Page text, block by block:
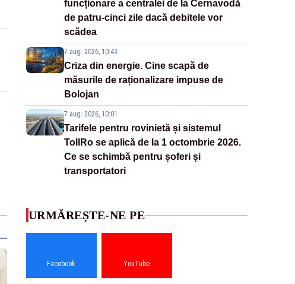
funcționare a centralei de la Cernavodă
de patru-cinci zile dacă debitele vor
scădea
7 aug. 2026, 10:43
Criza din energie. Cine scapă de
măsurile de raționalizare impuse de
Bolojan
7 aug. 2026, 10:01
Tarifele pentru rovinietă și sistemul
TollRo se aplică de la 1 octombrie 2026.
Ce se schimbă pentru șoferi și
transportatori
URMĂREȘTE-NE PE
Facebook YouTube